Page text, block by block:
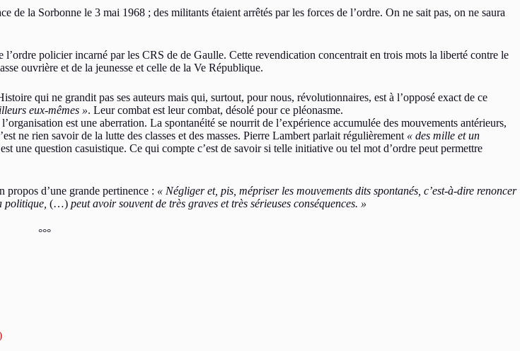
la Sorbonne le 3 mai 1968 ; des militants étaient arrêtés par les forces de l’ordre. On ne sait pas, on ne saura
policier incarné par les CRS de de Gaulle. Cette revendication concentrait en trois mots la liberté contre le
ouvrière et de la jeunesse et celle de la Ve République.
qui ne grandit pas ses auteurs mais qui, surtout, pour nous, révolutionnaires, est à l’opposé exact de ce
eux-mêmes ». Leur combat est leur combat, désolé pour ce pléonasme.
est une aberration. La spontanéité se nourrit de l’expérience accumulée des mouvements antérieurs,
ne rien savoir de la lutte des classes et des masses. Pierre Lambert parlait régulièrement « des mille et un
une question casuistique. Ce qui compte c’est de savoir si telle initiative ou tel mot d’ordre peut permettre
propos d’une grande pertinence : « Négliger et, pis, mépriser les mouvements dits spontanés, c’est-à-dire renoncer
politique, (…) peut avoir souvent de très graves et très sérieuses conséquences. »
°°°